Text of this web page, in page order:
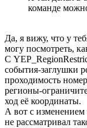
команде
Да, я вижу, что у
могу посмотреть,
С
события-заглушки
проходимость
регионы-
ход её координаты.
А вот с изменением
не рассматривал